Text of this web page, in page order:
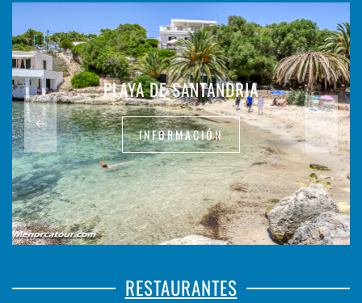
PLAYA DE SANTANDRIA
INFORMACIÓN
RESTAURANTES